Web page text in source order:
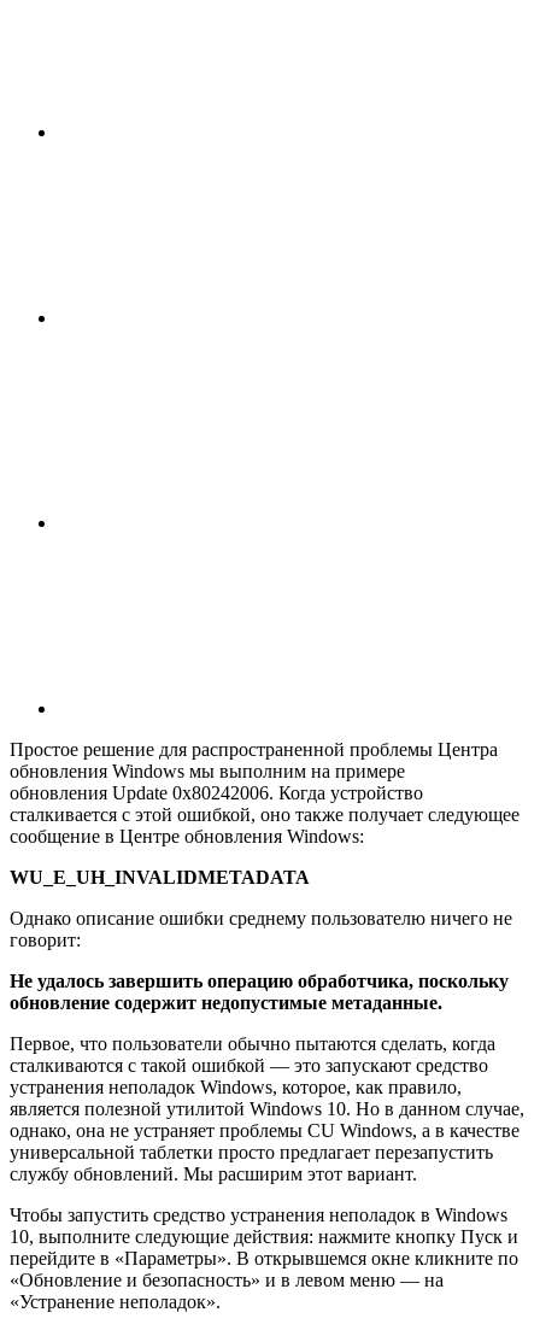
Простое решение для распространенной проблемы Центра
обновления Windows мы выполним на примере
обновления Update 0x80242006. Когда устройство
сталкивается с этой ошибкой, оно также получает следующее
сообщение в Центре обновления Windows:
WU_E_UH_INVALIDMETADATA
Однако описание ошибки среднему пользователю ничего не
говорит:
Не удалось завершить операцию обработчика, поскольку
обновление содержит недопустимые метаданные.
Первое, что пользователи обычно пытаются сделать, когда
сталкиваются с такой ошибкой — это запускают средство
устранения неполадок Windows, которое, как правило,
является полезной утилитой Windows 10. Но в данном случае,
однако, она не устраняет проблемы CU Windows, а в качестве
универсальной таблетки просто предлагает перезапустить
службу обновлений. Мы расширим этот вариант.
Чтобы запустить средство устранения неполадок в Windows
10, выполните следующие действия: нажмите кнопку Пуск и
перейдите в «Параметры». В открывшемся окне кликните по
«Обновление и безопасность» и в левом меню — на
«Устранение неполадок».